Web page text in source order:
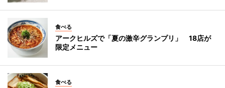
食べる
アークヒルズで「夏の激辛グランプリ」 18店が
限定メニュー
食べる